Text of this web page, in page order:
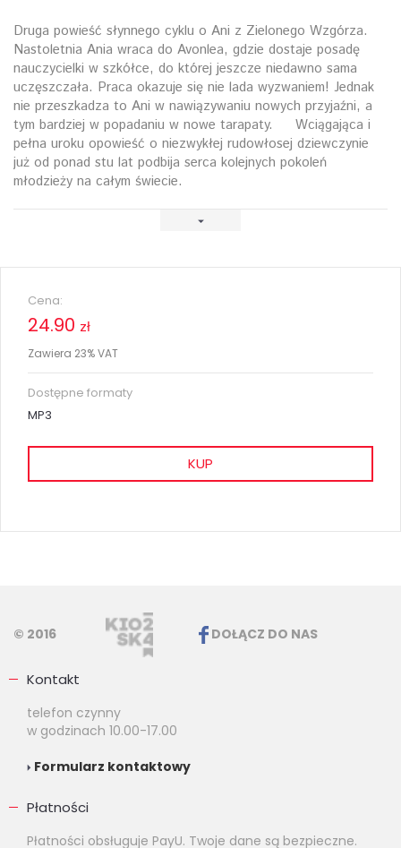
Druga powieść słynnego cyklu o Ani z Zielonego Wzgórza.
Nastoletnia Ania wraca do Avonlea, gdzie dostaje posadę
nauczycielki w szkółce, do której jeszcze niedawno sama
uczęszczała. Praca okazuje się nie lada wyzwaniem! Jednak
nie przeszkadza to Ani w nawiązywaniu nowych przyjaźni, a
tym bardziej w popadaniu w nowe tarapaty. Wciągająca i
pełna uroku opowieść o niezwykłej rudowłosej dziewczynie
już od ponad stu lat podbija serca kolejnych pokoleń
młodzieży na całym świecie.
Cena:
24.90 zł
Zawiera 23% VAT
Dostępne formaty
MP3
KUP
© 2016 DOŁĄCZ DO NAS
Kontakt
telefon czynny
w godzinach 10.00-17.00
Formularz kontaktowy
Płatności
Płatności obsługuje PayU. Twoje dane są bezpieczne.